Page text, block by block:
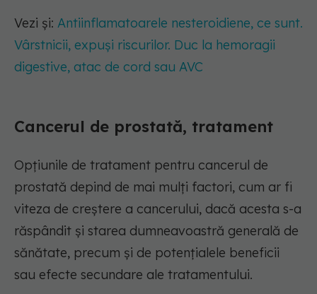
Vezi și: Antiinflamatoarele nesteroidiene, ce sunt.
Vârstnicii, expuși riscurilor. Duc la hemoragii
digestive, atac de cord sau AVC
Cancerul de prostată, tratament
Opțiunile de tratament pentru cancerul de
prostată depind de mai mulți factori, cum ar fi
viteza de creștere a cancerului, dacă acesta s-a
răspândit și starea dumneavoastră generală de
sănătate, precum și de potențialele beneficii
sau efecte secundare ale tratamentului.